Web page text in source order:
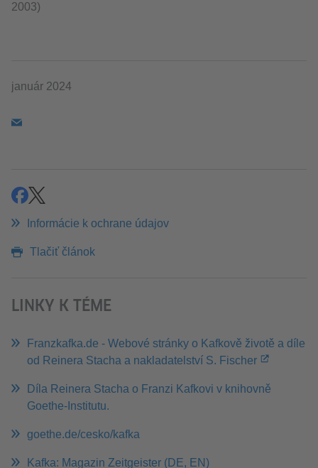
2003)
január 2024
zdieľať
zdieľať
Informácie k ochrane údajov
Tlačiť článok
LINKY K TÉME
Franzkafka.de - Webové stránky o Kafkově životě a díle
od Reinera Stacha a nakladatelství S. Fischer
Díla Reinera Stacha o Franzi Kafkovi v knihovně
Goethe-Institutu.
goethe.de/cesko/kafka
Kafka: Magazin Zeitgeister (DE, EN)